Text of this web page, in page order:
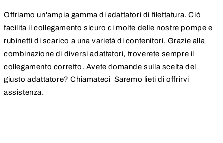
Offriamo un'ampia gamma di adattatori di filettatura. Ciò
facilita il collegamento sicuro di molte delle nostre pompe e
rubinetti di scarico a una varietà di contenitori. Grazie alla
combinazione di diversi adattatori, troverete sempre il
collegamento corretto. Avete domande sulla scelta del
giusto adattatore? Chiamateci. Saremo lieti di offrirvi
assistenza.